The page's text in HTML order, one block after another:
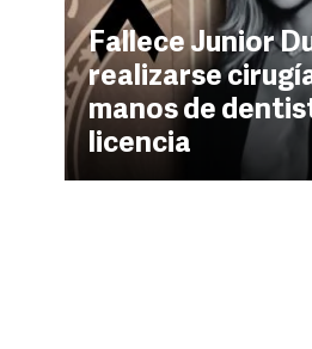
Fallece Junior
realizarse
manos de
licencia